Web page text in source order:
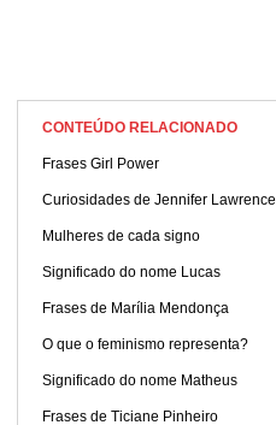
CONTEÚDO RELACIONADO
Frases Girl Power
Curiosidades de Jennifer Lawrence
Mulheres de cada signo
Significado do nome Lucas
Frases de Marília Mendonça
O que o feminismo representa?
Significado do nome Matheus
Frases de Ticiane Pinheiro